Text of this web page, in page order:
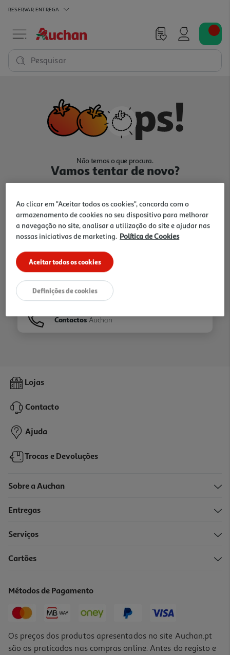
RESERVAR ENTREGA
Pesquisar
Não temos o que procura.
Vamos tentar de novo?
Ir para Homepage
Folhetos
Contactos Auchan
Lojas
Contacto
Ajuda
Trocas e Devoluções
Sobre a Auchan
Entregas
Serviços
Cartões
Métodos de Pagamento
Os preços dos produtos apresentados no site Auchan.pt
são os praticados nas compras online. Antes do registo e
Ao clicar em "Aceitar todos os cookies", concorda com o
armazenamento de cookies no seu dispositivo para melhorar
a navegação no site, analisar a utilização do site e ajudar nas
nossas iniciativas de marketing. Política de Cookies
Aceitar todos os cookies
Definições de cookies